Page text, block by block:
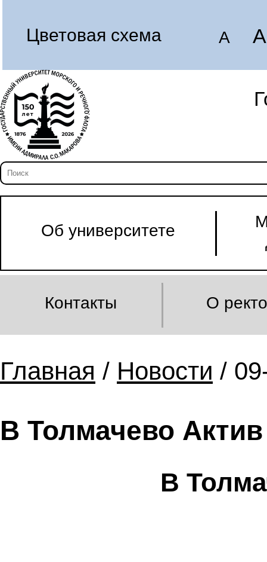
Цветовая схема A A
Об университете
Контакты О
Главная / Новости /
В Толмачево
В